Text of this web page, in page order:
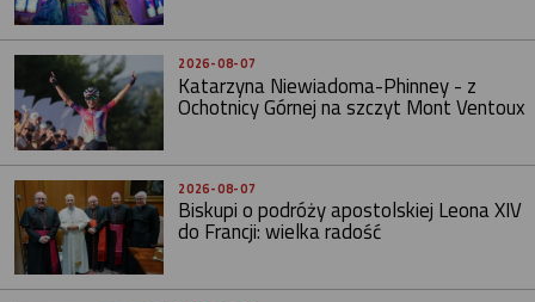
2026-08-07
Katarzyna Niewiadoma-Phinney - z
Ochotnicy Górnej na szczyt Mont Ventoux
2026-08-07
Biskupi o podróży apostolskiej Leona XIV
do Francji: wielka radość